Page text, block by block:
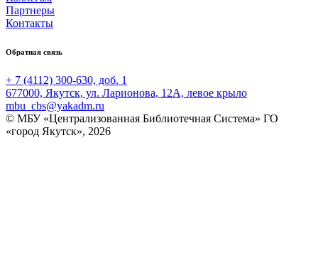
Партнеры
Контакты
Обратная связь
+ 7 (4112) 300-630, доб. 1
677000, Якутск, ул. Ларионова, 12А, левое крыло
mbu_cbs@yakadm.ru
© МБУ «Централизованная Библиотечная Система» ГО
«город Якутск», 2026